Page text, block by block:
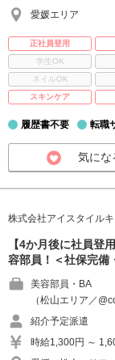
愛媛エリア
正社員登用
学生OK
ネイルOK
スキンケア
履歴書不要 転職
気にな
株式会社アイスタイル
【4か月後に社員登
容部員！＜社保完備
美容部員・BA
（松山エリア／
紹介予定派遣
時給1,300円 ～